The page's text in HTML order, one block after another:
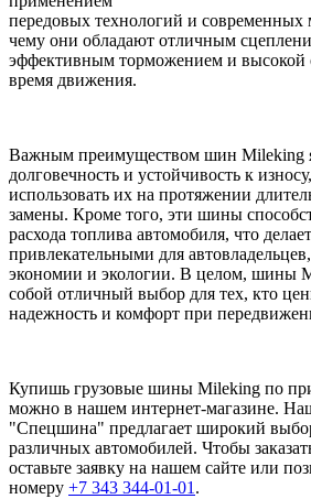
передовых технологий и современных
чему они обладают отличным
эффективным торможением и высокой
время движения.
Важным преимуществом шин Mileking
долговечность и устойчивость к
использовать их на протяжении
замены. Кроме того, эти шины
расхода топлива автомобиля, что
привлекательными для
экономии и экологии. В целом, шины
собой отличный выбор для тех, кто
надежность и комфорт при
Купишь грузовые шины Mileking по
можно в нашем интернет-магазине.
"Cпецшина" предлагает широкий
различных автомобилей. Чтобы
оставьте заявку на нашем сайте или
номеру +7 343 344-01-01 .